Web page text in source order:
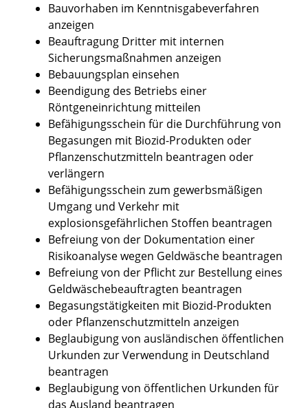
Bauvorhaben im Kenntnisgabeverfahren
anzeigen
Beauftragung Dritter mit internen
Sicherungsmaßnahmen anzeigen
Bebauungsplan einsehen
Beendigung des Betriebs einer
Röntgeneinrichtung mitteilen
Befähigungsschein für die Durchführung von
Begasungen mit Biozid-Produkten oder
Pflanzenschutzmitteln beantragen oder
verlängern
Befähigungsschein zum gewerbsmäßigen
Umgang und Verkehr mit
explosionsgefährlichen Stoffen beantragen
Befreiung von der Dokumentation einer
Risikoanalyse wegen Geldwäsche beantragen
Befreiung von der Pflicht zur Bestellung eines
Geldwäschebeauftragten beantragen
Begasungstätigkeiten mit Biozid-Produkten
oder Pflanzenschutzmitteln anzeigen
Beglaubigung von ausländischen öffentlichen
Urkunden zur Verwendung in Deutschland
beantragen
Beglaubigung von öffentlichen Urkunden für
das Ausland beantragen